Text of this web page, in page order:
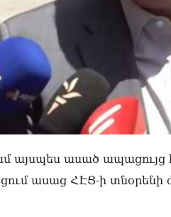
այսպես ասած ապացույց
ասաց ՀԷՑ-ի